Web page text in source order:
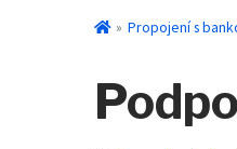
Propojení s